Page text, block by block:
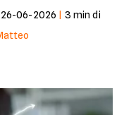
26-06-2026 3 min di